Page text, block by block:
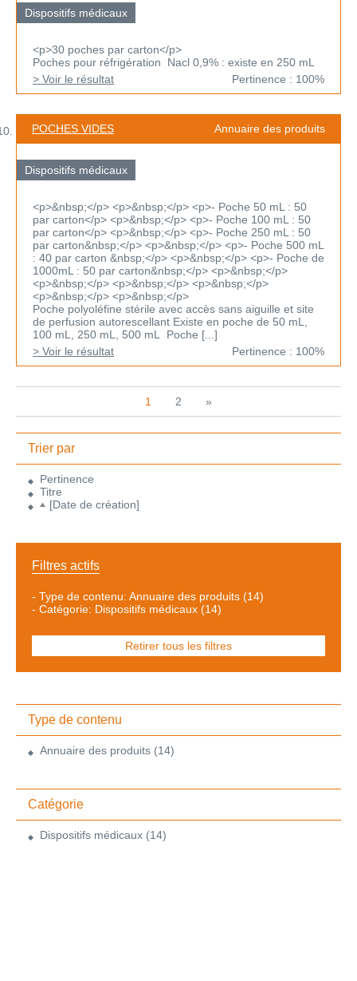
Dispositifs médicaux
<p>30 poches par carton</p>
Poches pour réfrigération Nacl 0,9% : existe en 250 mL
> Voir le résultat
Pertinence : 100%
POCHES VIDES Annuaire des produits
Dispositifs médicaux
<p>&nbsp;</p> <p>&nbsp;</p> <p>- Poche 50 mL : 50
par carton</p> <p>&nbsp;</p> <p>- Poche 100 mL : 50
par carton</p> <p>&nbsp;</p> <p>- Poche 250 mL : 50
par carton&nbsp;</p> <p>&nbsp;</p> <p>- Poche 500 mL
: 40 par carton &nbsp;</p> <p>&nbsp;</p> <p>- Poche de
1000mL : 50 par carton&nbsp;</p> <p>&nbsp;</p>
<p>&nbsp;</p> <p>&nbsp;</p> <p>&nbsp;</p>
<p>&nbsp;</p> <p>&nbsp;</p>
Poche polyoléfine stérile avec accès sans aiguille et site
de perfusion autorescellant Existe en poche de 50 mL,
100 mL, 250 mL, 500 mL Poche [...]
> Voir le résultat
Pertinence : 100%
1 2 »
Trier par
Pertinence
Titre
[Date de création]
Filtres actifs
- Type de contenu: Annuaire des produits (14)
- Catégorie: Dispositifs médicaux (14)
Retirer tous les filtres
Type de contenu
Annuaire des produits (14)
Catégorie
Dispositifs médicaux (14)